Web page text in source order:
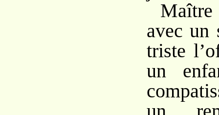
Maître
avec un
triste
un